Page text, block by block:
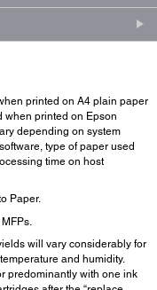
printed on A4 plain paper
when printed on Epson
depending on system
type of paper used
time on host
Paper.
will vary considerably for
and humidity.
predominantly with one ink